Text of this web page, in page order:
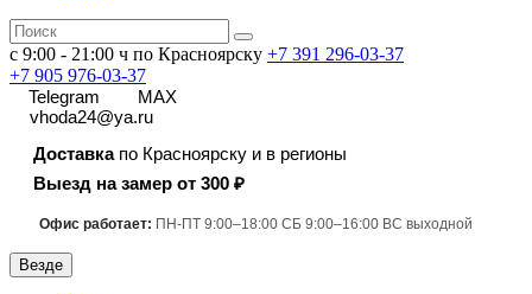
с 9:00 - 21:00 ч по Красноярску +7 391 296-03-37
+7 905 976-03-37
Telegram
MAX
vhoda24@ya.ru
Доставкапо Красноярску и в регионы
Выезд на замер от 300 ₽
Офис работает: ПН-ПТ 9:00–18:00 СБ 9:00–16:00 ВС выходной
Везде